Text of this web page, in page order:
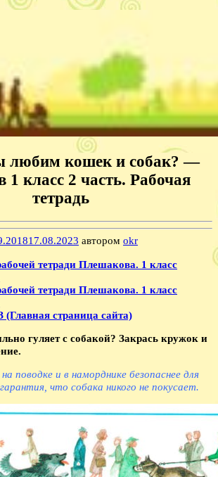
любим кошек и собак? —
класс 2 часть. Рабочая
тетрадь
17.08.2023 автором okr
тетради Плешакова. 1 класс
тетради Плешакова. 1 класс
(Главная страница сайта)
гуляет с собакой? Закрась кружок и
поводке и в наморднике безопаснее для
что собака никого не покусает.